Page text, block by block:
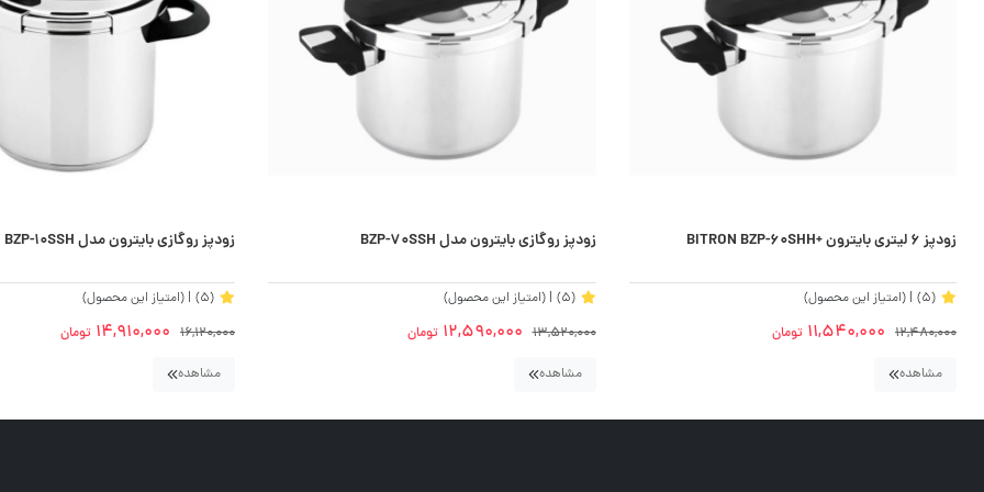
زودپز 6 لیتری بایترون +BITRON BZP-60SHH
(5)
| (امتیاز این محصول)
12,480,000
11,540,000 تومان
مشاهده
زودپز روگازی بایترون مدل BZP-70SSH
(5)
| (امتیاز این محصول)
13,520,000
12,590,000 تومان
مشاهده
زودپز روگازی بایترون مدل BZP-10SSH
(5)
| (امتیاز این محصول)
16,120,000
14,910,000 تومان
مشاهده